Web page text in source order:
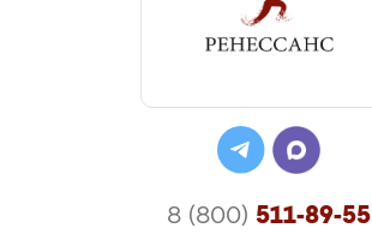
8 (800) 511-89-55